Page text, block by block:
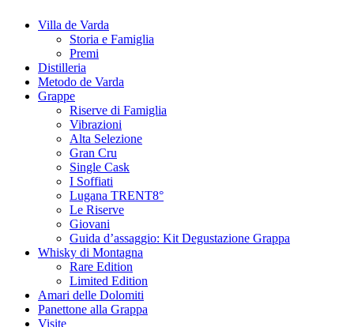
Villa de Varda
Storia e Famiglia
Premi
Distilleria
Metodo de Varda
Grappe
Riserve di Famiglia
Vibrazioni
Alta Selezione
Gran Cru
Single Cask
I Soffiati
Lugana TRENT8°
Le Riserve
Giovani
Guida d’assaggio: Kit Degustazione Grappa
Whisky di Montagna
Rare Edition
Limited Edition
Amari delle Dolomiti
Panettone alla Grappa
Visite